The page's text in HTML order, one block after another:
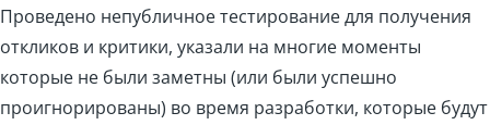
Проведено непубличное тестирование для получения
откликов и критики, указали на многие моменты
которые не были заметны (или были успешно
проигнорированы) во время разработки, которые будут